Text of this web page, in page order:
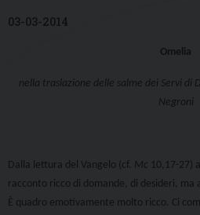
03-03-2014
Omelia
nella traslazione delle salme dei Servi di
Negroni
Dalla lettura del Vangelo (cf. Mc 10,17-27)
racconto ricco di domande, di desideri, ma
È quadro emotivamente molto ricco. Ci